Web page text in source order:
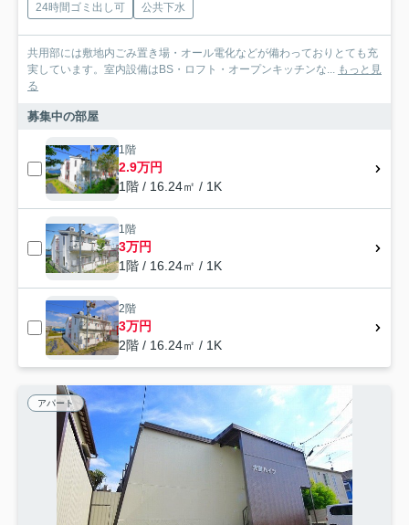
24時間ゴミ出し可
公共下水
共用部には敷地内ごみ置き場・オール電化などが備わっておりとても充
実しています。室内設備はBS・ロフト・オープンキッチンな... もっと見
る
募集中の部屋
1階
2.9万円
1階 / 16.24㎡ / 1K
1階
3万円
1階 / 16.24㎡ / 1K
2階
3万円
2階 / 16.24㎡ / 1K
アパート